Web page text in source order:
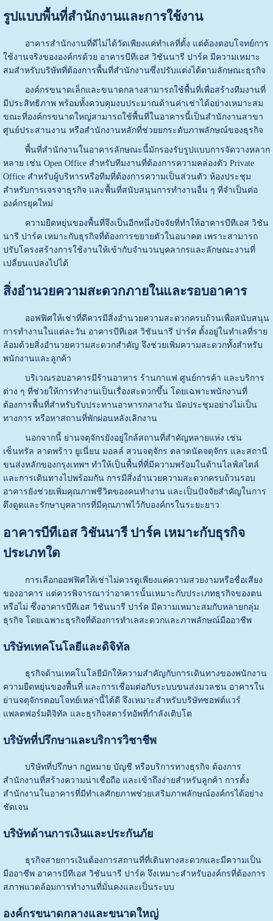
รูปแบบพื้นที่สำนักงานและการใช้งาน
อาคารสำนักงานที่ดีไม่ได้วัดเพียงแค่ทำเลที่ตั้ง แต่ต้องตอบโจทย์การ
ใช้งานจริงขององค์กรด้วย อาคารบีทีเอส วิชันนารี ปาร์ค มีความเหมาะ
สมสำหรับบริษัทที่ต้องการพื้นที่สำนักงานซึ่งปรับแต่งได้ตามลักษณะธุรกิจ
องค์กรขนาดเล็กและขนาดกลางสามารถใช้พื้นที่เพื่อสร้างทีมงานที่
มีประสิทธิภาพ พร้อมทั้งควบคุมงบประมาณด้านค่าเช่าได้อย่างเหมาะสม
ขณะที่องค์กรขนาดใหญ่สามารถใช้พื้นที่ในอาคารนี้เป็นสำนักงานสาขา
ศูนย์ประสานงาน หรือสำนักงานหลักที่ช่วยยกระดับภาพลักษณ์ของธุรกิจ
พื้นที่สำนักงานในอาคารลักษณะนี้มักรองรับรูปแบบการจัดวางหลาก
หลาย เช่น Open Office สำหรับทีมงานที่ต้องการความคล่องตัว Private
Office สำหรับผู้บริหารหรือทีมที่ต้องการความเป็นส่วนตัว ห้องประชุม
สำหรับการเจรจาธุรกิจ และพื้นที่สนับสนุนการทำงานอื่น ๆ ที่จำเป็นต่อ
องค์กรยุคใหม่
ความยืดหยุ่นของพื้นที่จึงเป็นอีกหนึ่งปัจจัยที่ทำให้อาคารบีทีเอส วิชัน
นารี ปาร์ค เหมาะกับธุรกิจที่ต้องการขยายตัวในอนาคต เพราะสามารถ
ปรับโครงสร้างการใช้งานให้เข้ากับจำนวนบุคลากรและลักษณะงานที่
เปลี่ยนแปลงไปได้
สิ่งอำนวยความสะดวกภายในและรอบอาคาร
ออฟฟิศให้เช่าที่ดีควรมีสิ่งอำนวยความสะดวกครบถ้วนเพื่อสนับสนุน
การทำงานในแต่ละวัน อาคารบีทีเอส วิชันนารี ปาร์ค ตั้งอยู่ในทำเลที่ราย
ล้อมด้วยสิ่งอำนวยความสะดวกสำคัญ จึงช่วยเพิ่มความสะดวกทั้งสำหรับ
พนักงานและลูกค้า
บริเวณรอบอาคารมีร้านอาหาร ร้านกาแฟ ศูนย์การค้า และบริการ
ต่าง ๆ ที่ช่วยให้การทำงานเป็นเรื่องสะดวกขึ้น โดยเฉพาะพนักงานที่
ต้องการพื้นที่สำหรับรับประทานอาหารกลางวัน นัดประชุมอย่างไม่เป็น
ทางการ หรือหาสถานที่พักผ่อนหลังเลิกงาน
นอกจากนี้ ย่านจตุจักรยังอยู่ใกล้สถานที่สำคัญหลายแห่ง เช่น
เซ็นทรัล ลาดพร้าว ยูเนี่ยน มอลล์ สวนจตุจักร ตลาดนัดจตุจักร และสถานี
ขนส่งหลักของกรุงเทพฯ ทำให้เป็นพื้นที่ที่มีความพร้อมในด้านไลฟ์สไตล์
และการเดินทางไปพร้อมกัน การมีสิ่งอำนวยความสะดวกครบถ้วนรอบ
อาคารยังช่วยเพิ่มคุณภาพชีวิตของคนทำงาน และเป็นปัจจัยสำคัญในการ
ดึงดูดและรักษาบุคลากรที่มีคุณภาพไว้กับองค์กรในระยะยาว
อาคารบีทีเอส วิชันนารี ปาร์ค เหมาะกับธุรกิจ
ประเภทใด
การเลือกออฟฟิศให้เช่าไม่ควรดูเพียงแค่ความสวยงามหรือชื่อเสียง
ของอาคาร แต่ควรพิจารณาว่าอาคารนั้นเหมาะกับประเภทธุรกิจของตน
หรือไม่ ซึ่งอาคารบีทีเอส วิชันนารี ปาร์ค มีความเหมาะสมกับหลายกลุ่ม
ธุรกิจ โดยเฉพาะธุรกิจที่ต้องการทำเลสะดวกและภาพลักษณ์มืออาชีพ
บริษัทเทคโนโลยีและดิจิทัล
ธุรกิจด้านเทคโนโลยีมักให้ความสำคัญกับการเดินทางของพนักงาน
ความยืดหยุ่นของพื้นที่ และการเชื่อมต่อกับระบบขนส่งมวลชน อาคารใน
ย่านจตุจักรตอบโจทย์เหล่านี้ได้ดี จึงเหมาะสำหรับบริษัทซอฟต์แวร์
แพลตฟอร์มดิจิทัล และธุรกิจสตาร์ทอัพที่กำลังเติบโต
บริษัทที่ปรึกษาและบริการวิชาชีพ
บริษัทที่ปรึกษา กฎหมาย บัญชี หรือบริการทางธุรกิจ ต้องการ
สำนักงานที่สร้างความน่าเชื่อถือ และเข้าถึงง่ายสำหรับลูกค้า การตั้ง
สำนักงานในอาคารที่มีทำเลศักยภาพช่วยเสริมภาพลักษณ์องค์กรได้อย่าง
ชัดเจน
บริษัทด้านการเงินและประกันภัย
ธุรกิจสายการเงินต้องการสถานที่ที่เดินทางสะดวกและมีความเป็น
มืออาชีพ อาคารบีทีเอส วิชันนารี ปาร์ค จึงเหมาะสำหรับองค์กรที่ต้องการ
สภาพแวดล้อมการทำงานที่มั่นคงและเป็นระบบ
องค์กรขนาดกลางและขนาดใหญ่